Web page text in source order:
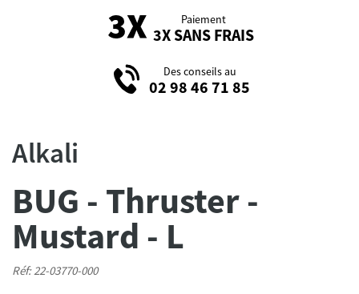
Paiement
3X SANS FRAIS
Des conseils au
02 98 46 71 85
Alkali
BUG - Thruster -
Mustard - L
Réf: 22-03770-000